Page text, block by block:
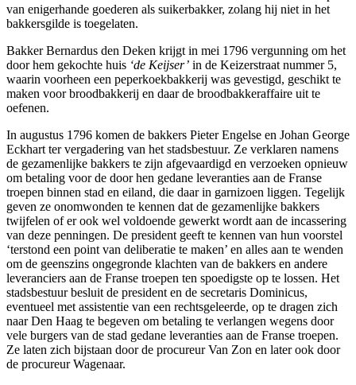
van enigerhande goederen als suikerbakker, zolang hij niet in het
bakkersgilde is toegelaten.
Bakker Bernardus den Deken krijgt in mei 1796 vergunning om het
door hem gekochte huis ‘de Keijser’ in de Keizerstraat nummer 5,
waarin voorheen een peperkoekbakkerij was gevestigd, geschikt te
maken voor broodbakkerij en daar de broodbakkeraffaire uit te
oefenen.
In augustus 1796 komen de bakkers Pieter Engelse en Johan George
Eckhart ter vergadering van het stadsbestuur. Ze verklaren namens
de gezamenlijke bakkers te zijn afgevaardigd en verzoeken opnieuw
om betaling voor de door hen gedane leveranties aan de Franse
troepen binnen stad en eiland, die daar in garnizoen liggen. Tegelijk
geven ze onomwonden te kennen dat de gezamenlijke bakkers
twijfelen of er ook wel voldoende gewerkt wordt aan de incassering
van deze penningen. De president geeft te kennen van hun voorstel
‘terstond een point van deliberatie te maken’ en alles aan te wenden
om de geenszins ongegronde klachten van de bakkers en andere
leveranciers aan de Franse troepen ten spoedigste op te lossen. Het
stadsbestuur besluit de president en de secretaris Dominicus,
eventueel met assistentie van een rechtsgeleerde, op te dragen zich
naar Den Haag te begeven om betaling te verlangen wegens door
vele burgers van de stad gedane leveranties aan de Franse troepen.
Ze laten zich bijstaan door de procureur Van Zon en later ook door
de procureur Wagenaar.